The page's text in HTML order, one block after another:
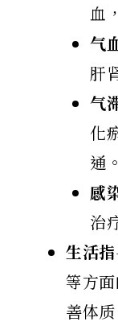
血
气
肝
气
化
通。
感
治
生活指
等方
善体质